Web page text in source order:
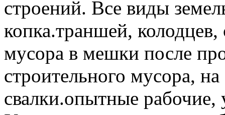
строений. Все виды
копка.траншей,
мусора в мешки после
строительного мусора,
свалки.опытные рабочие,